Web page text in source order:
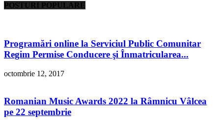
POSTURI POPULARE
Programări online la Serviciul Public Comunitar
Regim Permise Conducere şi Înmatricularea...
octombrie 12, 2017
Romanian Music Awards 2022 la Râmnicu Vâlcea
pe 22 septembrie